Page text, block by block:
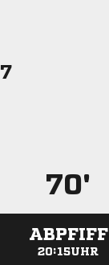

70'
ABPFIFF
20:15UHR